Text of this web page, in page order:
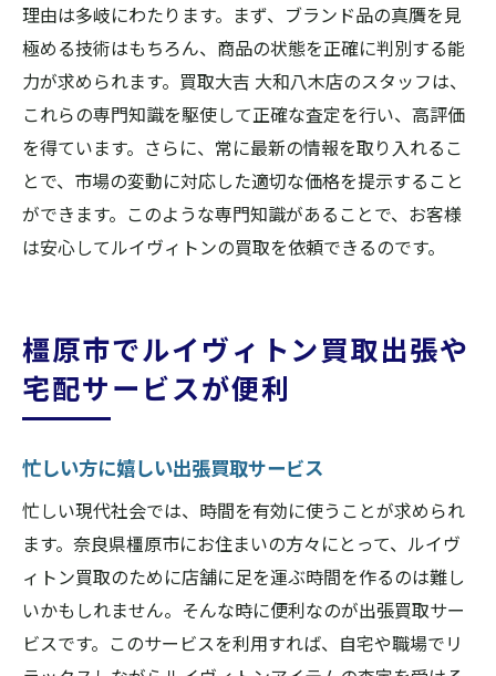
理由は多岐にわたります。まず、ブランド品の真贋を見
極める技術はもちろん、商品の状態を正確に判別する能
力が求められます。買取大吉 大和八木店のスタッフは、
これらの専門知識を駆使して正確な査定を行い、高評価
を得ています。さらに、常に最新の情報を取り入れるこ
とで、市場の変動に対応した適切な価格を提示すること
ができます。このような専門知識があることで、お客様
は安心してルイヴィトンの買取を依頼できるのです。
橿原市でルイヴィトン買取出張や
宅配サービスが便利
忙しい方に嬉しい出張買取サービス
忙しい現代社会では、時間を有効に使うことが求められ
ます。奈良県橿原市にお住まいの方々にとって、ルイヴ
ィトン買取のために店舗に足を運ぶ時間を作るのは難し
いかもしれません。そんな時に便利なのが出張買取サー
ビスです。このサービスを利用すれば、自宅や職場でリ